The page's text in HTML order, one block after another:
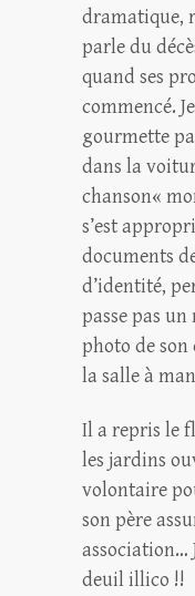
dramatique,
parle du
quand ses
commencé.
gourmette
dans la
chanson«
s’est
documents
d’identité,
passe pas
photo de
la salle à
Il a repris le
les jardins
volontaire
son père
association…
deuil illico !!